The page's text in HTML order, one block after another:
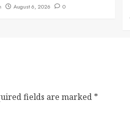
August 6, 2026 0
fields are marked *